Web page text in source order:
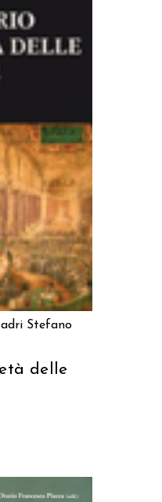
Stefano
delle